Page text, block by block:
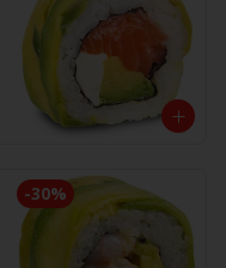
-30%